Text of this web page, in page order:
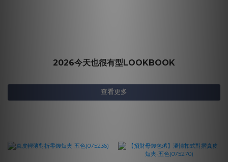
2026今天也很有型LOOKBOOK
查看更多